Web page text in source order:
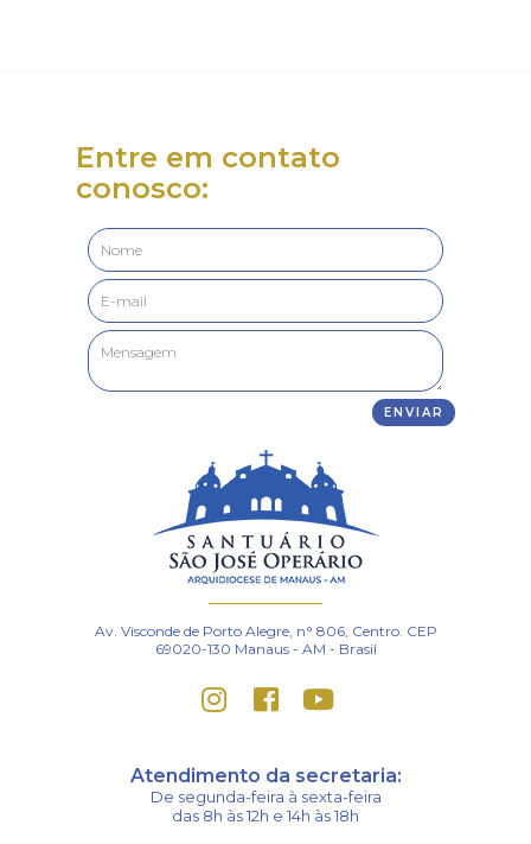
Entre em contato
conosco:
Av. Visconde de Porto Alegre, n° 806, Centro. CEP
69020-130 Manaus - AM - Brasil
Atendimento da secretaria:
De segunda-feira à sexta-feira
das 8h às 12h e 14h às 18h